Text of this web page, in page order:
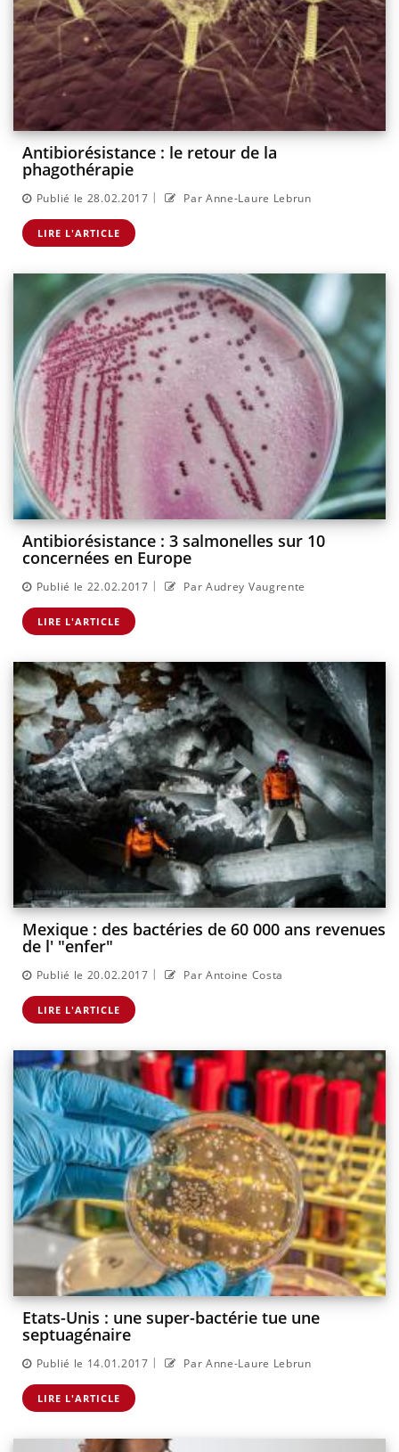
Antibiorésistance : le retour de la
phagothérapie
Publié le 28.02.2017 | Par Anne-Laure Lebrun
LIRE L'ARTICLE
Antibiorésistance : 3 salmonelles sur 10
concernées en Europe
Publié le 22.02.2017 | Par Audrey Vaugrente
LIRE L'ARTICLE
Mexique : des bactéries de 60 000 ans revenues
de l' "enfer"
Publié le 20.02.2017 | Par Antoine Costa
LIRE L'ARTICLE
Etats-Unis : une super-bactérie tue une
septuagénaire
Publié le 14.01.2017 | Par Anne-Laure Lebrun
LIRE L'ARTICLE